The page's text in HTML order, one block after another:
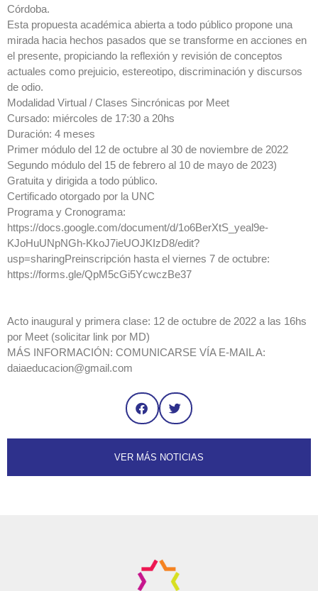
Córdoba.
Esta propuesta académica abierta a todo público propone una
mirada hacia hechos pasados que se transforme en acciones en
el presente, propiciando la reflexión y revisión de conceptos
actuales como prejuicio, estereotipo, discriminación y discursos
de odio.
Modalidad Virtual / Clases Sincrónicas por Meet
Cursado: miércoles de 17:30 a 20hs
Duración: 4 meses
Primer módulo del 12 de octubre al 30 de noviembre de 2022
Segundo módulo del 15 de febrero al 10 de mayo de 2023)
Gratuita y dirigida a todo público.
Certificado otorgado por la UNC
Programa y Cronograma:
https://docs.google.com/document/d/1o6BerXtS_yeal9e-
KJoHuUNpNGh-KkoJ7ieUOJKIzD8/edit?
usp=sharingPreinscripción hasta el viernes 7 de octubre:
https://forms.gle/QpM5cGi5YcwczBe37
Acto inaugural y primera clase: 12 de octubre de 2022 a las 16hs
por Meet (solicitar link por MD)
MÁS INFORMACIÓN: COMUNICARSE VÍA E-MAIL A:
daiaeducacion@gmail.com
VER MÁS NOTICIAS